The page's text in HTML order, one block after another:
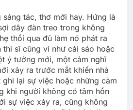
tác, thơ mới hay. Hứng là
dây đàn treo trong không
thổi qua đủ làm nó phát ra
thi sĩ cũng ví như cái sáo hoặc
ý tưởng mới, một cảm nghĩ
xảy ra trước mắt khiến nhà
lại sự việc hoặc những cảm
khi người không có tâm hồn
sự việc xảy ra, cũng không